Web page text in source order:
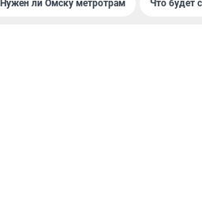
Нужен ли Омску метротрам Что будет